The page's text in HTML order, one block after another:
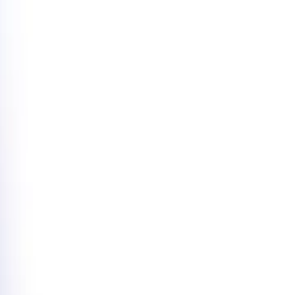
件突破。